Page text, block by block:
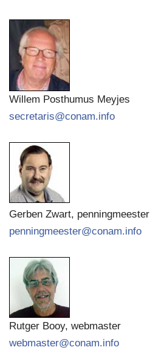
Willem Posthumus Meyjes
secretaris@conam.info
Gerben Zwart, penningmeester
penningmeester@conam.info
Rutger Booy, webmaster
webmaster@conam.info